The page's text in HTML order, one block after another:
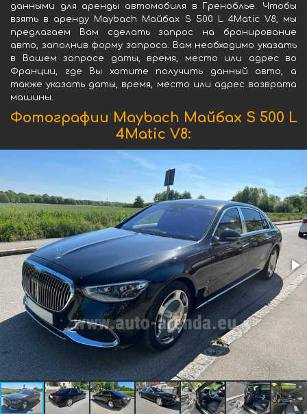
данными для аренды автомобиля в Греноблье. Чтобы
взять в аренду Maybach Майбах S 500 L 4Matic V8, мы
предлагаем Вам сделать запрос на бронирование
авто, заполнив форму запроса. Вам необходимо указать
в Вашем запросе даты, время, место или адрес во
Франции, где Вы хотите получить данный авто, а
также указать даты, время, место или адрес возврата
машины.
Фотографии Maybach Майбах S 500 L
4Matic V8: